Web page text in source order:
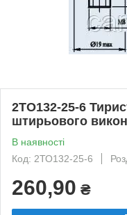
2ТО132-25-6
штирьового
В наявності
Код: 2ТО132-25-6
260,90 ₴